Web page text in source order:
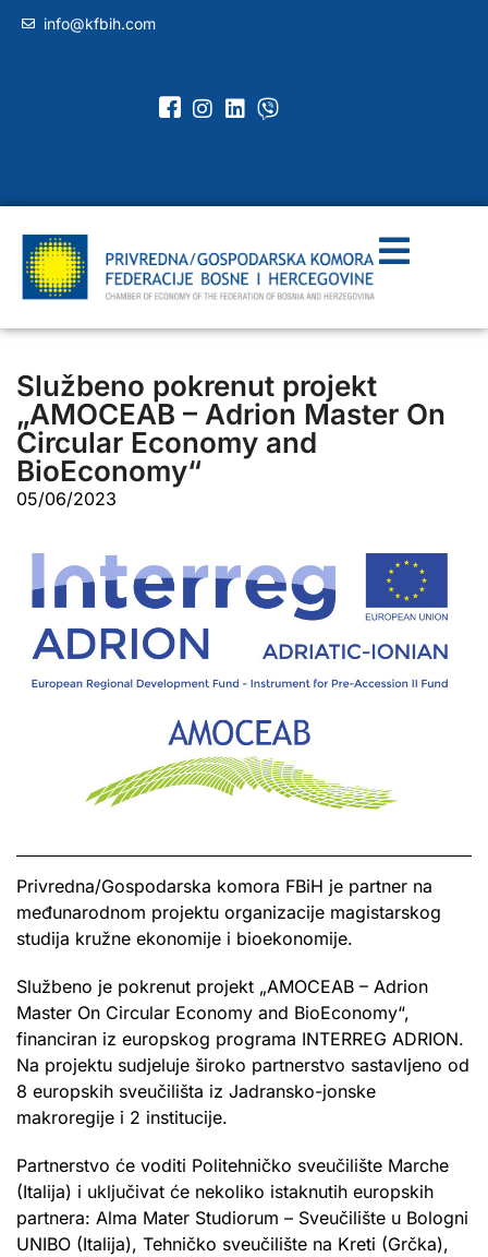
info@kfbih.com
Službeno pokrenut projekt
„AMOCEAB – Adrion Master On
Circular Economy and
BioEconomy“
05/06/2023
Privredna/Gospodarska komora FBiH je partner na
međunarodnom projektu organizacije magistarskog
studija kružne ekonomije i bioekonomije.
Službeno je pokrenut projekt „AMOCEAB – Adrion
Master On Circular Economy and BioEconomy“,
financiran iz europskog programa INTERREG ADRION.
Na projektu sudjeluje široko partnerstvo sastavljeno od
8 europskih sveučilišta iz Jadransko-jonske
makroregije i 2 institucije.
Partnerstvo će voditi Politehničko sveučilište Marche
(Italija) i uključivat će nekoliko istaknutih europskih
partnera: Alma Mater Studiorum – Sveučilište u Bologni
UNIBO (Italija), Tehničko sveučilište na Kreti (Grčka),